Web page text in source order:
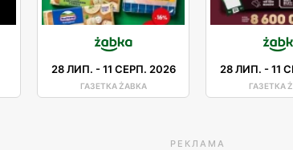
28 ЛИП. -11 СЕРП. 2026
ГАЗЕТКА ŻABKA
28 ЛИП. -11
ГАЗЕТКА
РЕКЛАМА